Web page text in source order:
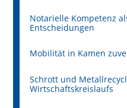
Notarielle Kompetenz
Entscheidungen
Mobilität in Kamen
Schrott und
Wirtschaftskreislaufs